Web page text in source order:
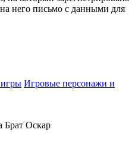
него письмо с данными для
Игровые персонажи и
Брат Оскар